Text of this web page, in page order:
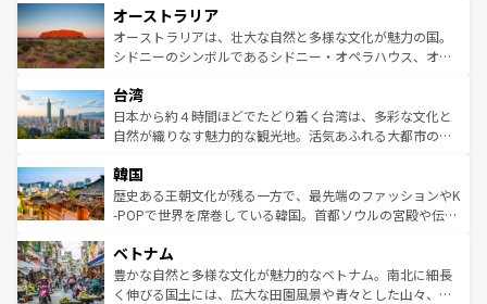
部のニューオーリンズでは、音楽と美食が融合した独特の
文化が魅力。旅行者はアメリカの各地域で異なる魅力を楽
しみながら、その多様性と豊かな歴史を感じることができ
ならではの贅沢な旅のスタイルだ。 なお、新着のアメリカ
情報はコンテンツ一覧を参照してほしい。
ワイ島は見逃せない。また、定番の観光地といえばオアフ
島だが、静かな自然を求めるならマウイ島やカウアイ島が
おすすめ。エメラルドグリーンに輝く海をはじめ、豊かな
れるおもてなしの心で訪れる人々を迎えてくれるハワイの
人々、おいしいローカルフードやハワイアンミュージッ
ク、伝統的なフラダンスなど、すべてがハワイの魅力を彩
ワイを、存分に味わってほしい。 なお、新着のハワイ情報
はコンテンツ一覧を参照してほしい。
オーストラリア
オーストラリアは、壮大な自然と多様な文化が魅力の国。
シドニーのシンボルであるシドニー・オペラハウス、オー
リアリーフや大陸中央部にそびえるウルル（エアーズロッ
ク）、タスマニアの美しい原生林やケアンズの熱帯雨林な
ど、見どころがたくさん。また、カフェやワイン、オージ
いる。アクティビティも充実しており、サーフィンやダイ
ビング、ハイキングなど、アウトドア好きにはたまらな
い。オーストラリアの多彩な魅力を存分に味わいつくそ
参照してほしい。
台湾
日本から約４時間ほどでたどり着く台湾は、多彩な文化と
自然が織りなす魅力的な観光地。活気あふれる大都市の台
ン）、静ひつな山岳地帯である台湾東部など、都市の喧騒
と山間の静けさが共存しており、訪れる人に新しい発見と
驚きをもたらしてくれる。また、奥深い台湾の食文化も魅
容にもいいと評判のスイーツなど、バラエティ豊かな料理
が味わえる。 なお、新着の台湾情報は コンテンツ一覧を参
照してほしい。
韓国
歴史ある王朝文化が残る一方で、最先端のファッションやK
-POPで世界を席巻している韓国。首都ソウルの宮殿や伝統
き、地方に足を延ばせば四季折々の自然美を楽しむことが
できる。そして、キムチや焼肉、絶品のストリートフード
まで、さまざまな韓国料理が待っている。夜には、韓国な
ベトナム
豊かな自然と多様な文化が魅力的なベトナム。南北に細長
く伸びる国土には、広大な田園風景や青々とした山々、世